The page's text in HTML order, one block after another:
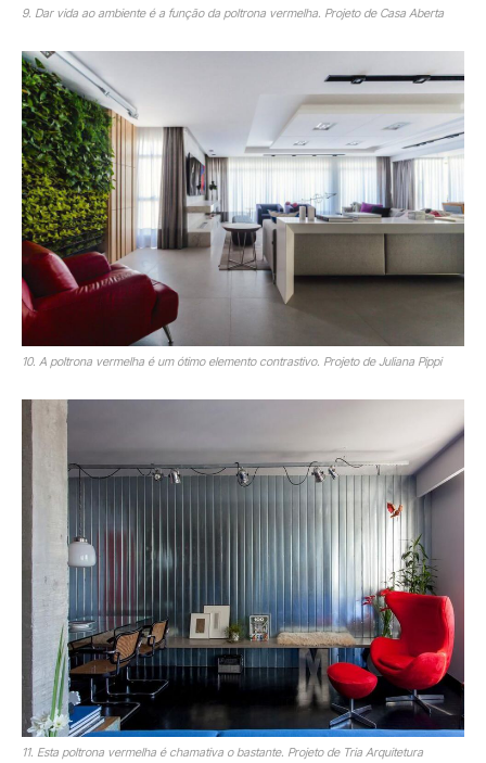
9. Dar vida ao ambiente é a função da poltrona vermelha. Projeto de Casa Aberta
10. A poltrona vermelha é um ótimo elemento contrastivo. Projeto de Juliana Pippi
11. Esta poltrona vermelha é chamativa o bastante. Projeto de Tria Arquitetura